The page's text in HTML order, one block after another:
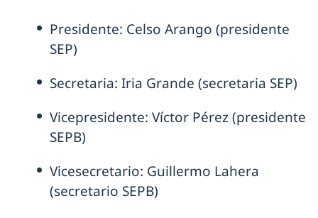
Presidente: Celso Arango (presidente
SEP)
Secretaria: Iria Grande (secretaria SEP)
Vicepresidente: Víctor Pérez (presidente
SEPB)
Vicesecretario: Guillermo Lahera
(secretario SEPB)